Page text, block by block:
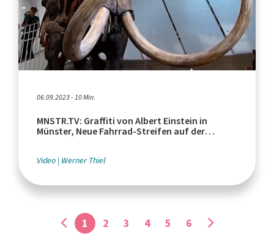
06.09.2023 - 10 Min.
MNSTR.TV: Graffiti von Albert Einstein in
Münster, Neue Fahrrad-Streifen auf der
Video Werner Thiel
1 2 3 4 5 6